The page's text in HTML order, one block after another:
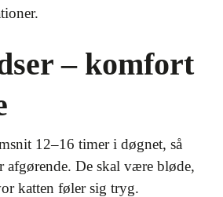
– komfort
12–16 timer i døgnet, så
afgørende. De skal være bløde,
katten føler sig tryg.